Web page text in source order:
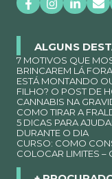
ALGUNS
7 MOTIVOS QUE
BRINCAREM LÁ FORA
ESTÁ MONTANDO
FILHO? O POST DE
CANNABIS NA
COMO TIRAR A
5 DICAS PARA
DURANTE O DIA
CURSO: COMO
COLOCAR LIMITES –